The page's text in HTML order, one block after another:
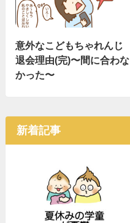
意外なこどもちゃれんじ
退会理由(完)〜間に合わな
かった〜
新着記事